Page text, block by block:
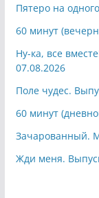
Пятеро на
60 минут
Ну-ка, все
07.08.2026
Поле чудес.
60 минут
Зачарованный.
Жди меня.